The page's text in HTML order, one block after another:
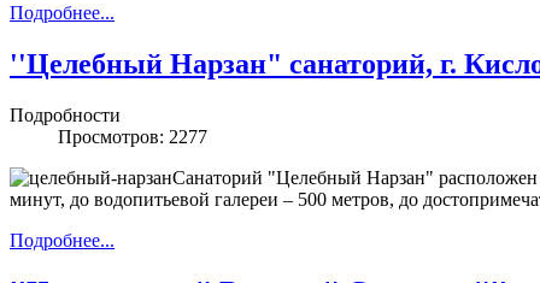
Подробнее...
''Целебный Нарзан" санаторий, г.
Подробности
Просмотров: 2277
Санаторий "Целебный Нарзан" расположен
минут, до водопитьевой галереи – 500 метров, до
Подробнее...